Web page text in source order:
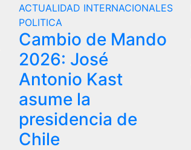
ACTUALIDAD INTERNACIONALES
POLITICA
Cambio de Mando
2026: José
Antonio Kast
asume la
presidencia de
Chile